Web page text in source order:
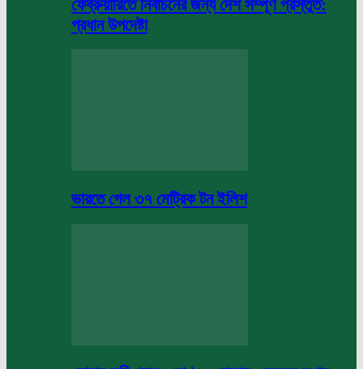
ফেব্রুয়ারিতে নির্বাচনের জন্য দেশ সম্পূর্ণ প্রস্তুত:
প্রধান উপদেষ্টা
ভারতে গেল ৩৭ মেট্রিক টন ইলিশ